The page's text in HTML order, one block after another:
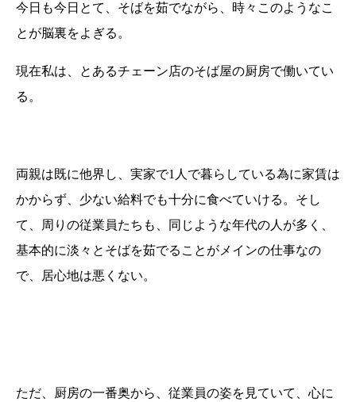
今日も今日とて、そばを茹でながら、時々このようなこ
とが脳裏をよぎる。
現在私は、とあるチェーン店のそば屋の厨房で働いてい
る。
両親は既に他界し、実家で1人で暮らしている為に家賃は
かからず、少ない給料でも十分に食べていける。そし
て、周りの従業員たちも、同じような年代の人が多く、
基本的に淡々とそばを茹でることがメインの仕事なの
で、居心地は悪くない。
ただ、厨房の一番奥から、従業員の姿を見ていて、心に